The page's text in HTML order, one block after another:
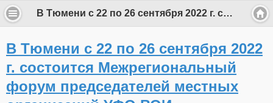
В Тюмени с 22 по 26 сентября 2022 г. состоится Межрегиональный форум председателей местных организаций УФО ВОИ.
В Тюмени с 22 по 26 сентября 2022
г. состоится Межрегиональный
форум председателей местных